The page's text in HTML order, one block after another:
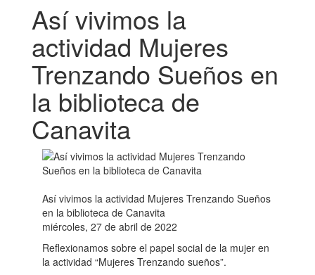
Así vivimos la
actividad Mujeres
Trenzando Sueños en
la biblioteca de
Canavita
Así vivimos la actividad Mujeres Trenzando Sueños
en la biblioteca de Canavita
miércoles, 27 de abril de 2022
Reflexionamos sobre el papel social de la mujer en
la actividad “Mujeres Trenzando sueños”.